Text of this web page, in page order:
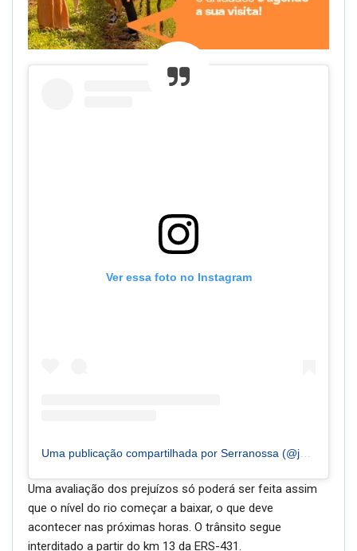
Ver essa foto no Instagram
Uma avaliação dos prejuízos só poderá ser feita assim
que o nível do rio começar a baixar, o que deve
acontecer nas próximas horas. O trânsito segue
interditado a partir do km 13 da ERS-431.